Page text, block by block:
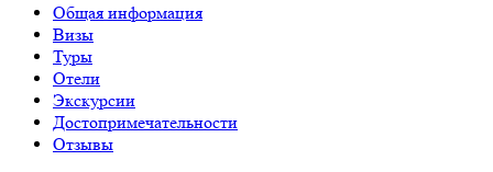
Общая информация
Визы
Туры
Отели
Экскурсии
Достопримечательности
Отзывы